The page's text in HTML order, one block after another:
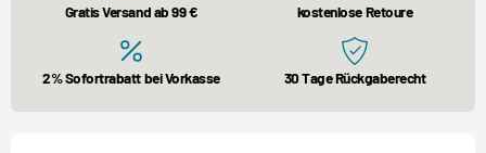
Gratis Versand ab 99 € kostenlose Retoure
2% Sofortrabatt bei Vorkasse 30 Tage Rückgaberecht